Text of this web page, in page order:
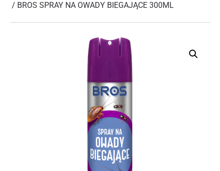
/ BROS SPRAY NA OWADY BIEGAJĄCE 300ML